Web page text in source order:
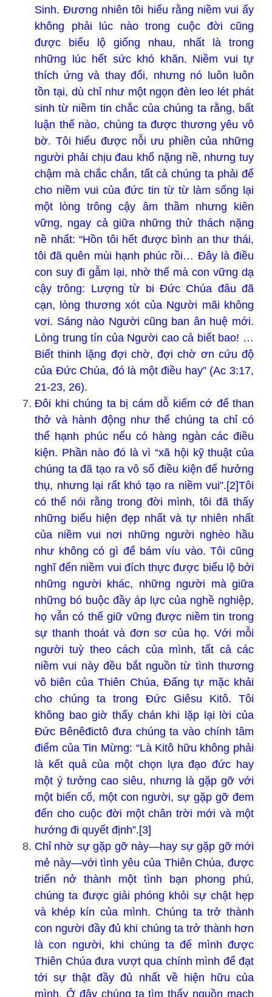
Sinh. Đương nhiên tôi hiểu rằng niềm vui ấy
không phải lúc nào trong cuộc đời cũng
được biểu lộ giống nhau, nhất là trong
những lúc hết sức khó khăn. Niềm vui tự
thích ứng và thay đổi, nhưng nó luôn luôn
tồn tại, dù chỉ như một ngọn đèn leo lét phát
sinh từ niềm tin chắc của chúng ta rằng, bất
luận thế nào, chúng ta được thương yêu vô
bờ. Tôi hiểu được nỗi ưu phiền của những
người phải chịu đau khổ nặng nề, nhưng tuy
chậm mà chắc chắn, tất cả chúng ta phải để
cho niềm vui của đức tin từ từ làm sống lại
một lòng trông cậy âm thầm nhưng kiên
vững, ngay cả giữa những thử thách nặng
nề nhất: “Hồn tôi hết được bình an thư thái,
tôi đã quên mùi hạnh phúc rồi… Ðây là điều
con suy đi gẫm lại, nhờ thế mà con vững dạ
cậy trông: Lượng từ bi Ðức Chúa đâu đã
cạn, lòng thương xót của Người mãi không
vơi. Sáng nào Người cũng ban ân huệ mới.
Lòng trung tín của Người cao cả biết bao! …
Biết thinh lặng đợi chờ, đợi chờ ơn cứu độ
của Ðức Chúa, đó là một điều hay” (Ac 3:17,
21-23, 26).
Đôi khi chúng ta bị cám dỗ kiếm cớ để than
thở và hành động như thể chúng ta chỉ có
thể hạnh phúc nếu có hàng ngàn các điều
kiện. Phần nào đó là vì “xã hội kỹ thuật của
chúng ta đã tạo ra vô số điều kiện để hưởng
thụ, nhưng lại rất khó tạo ra niềm vui”.[2]Tôi
có thể nói rằng trong đời mình, tôi đã thấy
những biểu hiện đẹp nhất và tự nhiên nhất
của niềm vui nơi những người nghèo hầu
như không có gì để bám víu vào. Tôi cũng
nghĩ đến niềm vui đích thực được biểu lộ bởi
những người khác, những người mà giữa
những bó buộc đầy áp lực của nghề nghiệp,
họ vẫn có thể giữ vững được niềm tin trong
sự thanh thoát và đơn sơ của họ. Với mỗi
người tuỳ theo cách của mình, tất cả các
niềm vui này đều bắt nguồn từ tình thương
vô biên của Thiên Chúa, Đấng tự mặc khải
cho chúng ta trong Đức Giêsu Kitô. Tôi
không bao giờ thấy chán khi lặp lại lời của
Đức Bênêđictô đưa chúng ta vào chính tâm
điểm của Tin Mừng: “Là Kitô hữu không phải
là kết quả của một chọn lựa đạo đức hay
một ý tưởng cao siêu, nhưng là gặp gỡ với
một biến cố, một con người, sự gặp gỡ đem
đến cho cuộc đời một chân trời mới và một
hướng đi quyết định”.[3]
Chỉ nhờ sự gặp gỡ này—hay sự gặp gỡ mới
mẻ này—với tình yêu của Thiên Chúa, được
triển nở thành một tình bạn phong phú,
chúng ta được giải phóng khỏi sự chật hẹp
và khép kín của mình. Chúng ta trở thành
con người đầy đủ khi chúng ta trở thành hơn
là con người, khi chúng ta để mình được
Thiên Chúa đưa vượt qua chính mình để đạt
tới sự thật đầy đủ nhất về hiện hữu của
mình. Ở đây chúng ta tìm thấy nguồn mạch